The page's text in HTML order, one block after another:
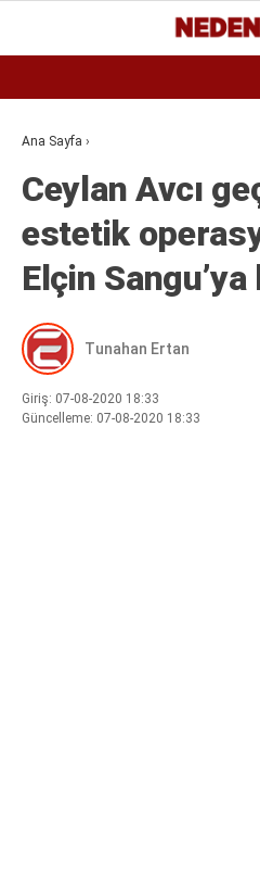
EKONOMI
BIYOGRAFI
DÜNYA
MAGAZIN
SIYASET
Ana Sayfa ›
Ceylan Avcı
estetik
Elçin
Tunahan Ertan
Giriş: 07-08-2020 18:33
Güncelleme: 07-08-2020 18:33